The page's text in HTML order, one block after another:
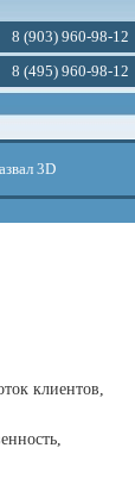
8 (903) 960-98-12
8 (495) 960-98-12
3D
клиентов,